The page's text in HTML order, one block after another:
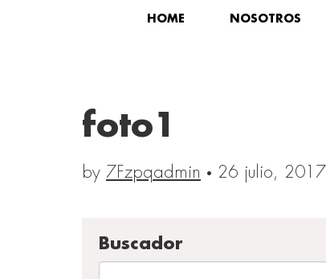
HOME NOSOTROS
foto1
by 7Fzpqadmin · 26 julio, 2017
Buscador